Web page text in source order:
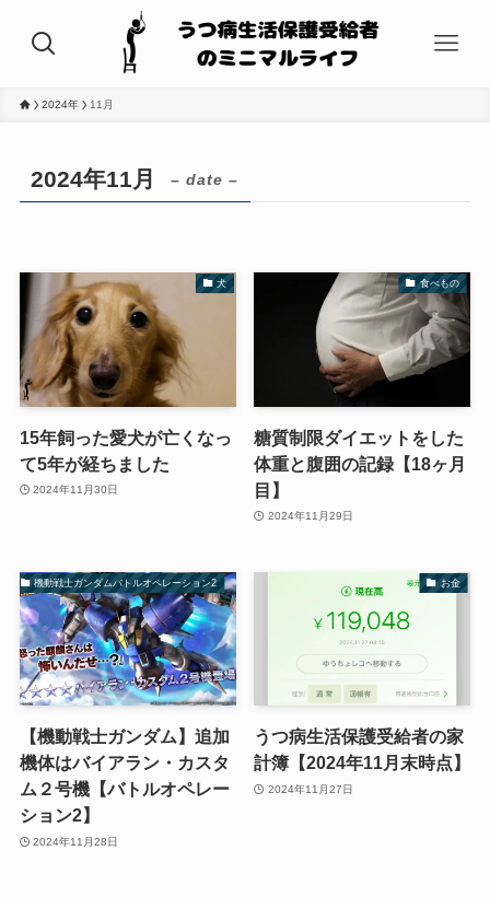
2024年 11月
2024年11月 – date –
犬
15年飼った愛犬が亡くなっ
て5年が経ちました
2024年11月30日
食べもの
糖質制限ダイエットをした
体重と腹囲の記録【18ヶ月
目】
2024年11月29日
機動戦士ガンダムバトルオペレーション2
【機動戦士ガンダム】追加
機体はバイアラン・カスタ
ム２号機【バトルオペレー
ション2】
2024年11月28日
お金
うつ病生活保護受給者の家
計簿【2024年11月末時点】
2024年11月27日